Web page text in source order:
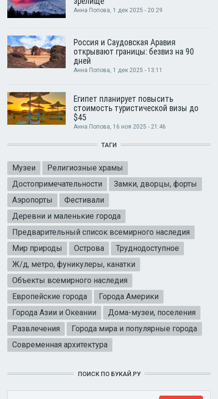
Анна Попова, 1 дек 2025 - 20:29
Россия и Саудовская Аравия
открывают границы: безвиз на 90
дней
Анна Попова, 1 дек 2025 - 13:11
Египет планирует повысить
стоимость туристической визы до
$45
Анна Попова, 16 ноя 2025 - 21:46
ТАГИ
Музеи
Религиозные храмы
Достопримечательности
Замки, дворцы, форты
Аэропорты
Фестивали
Деревни и маленькие города
Предварительный список всемирного наследия
Мир природы
Острова
Труднодоступное
Ж/д, метро, фуникулеры, канатки
Объекты всемирного наследия
Европейские города
Города Америки
Города Азии и Океании
Дома-музеи, поселения
Развлечения
Города мира и популярные города
Современная архитектура
ПОИСК ПО БУКАЙ.РУ